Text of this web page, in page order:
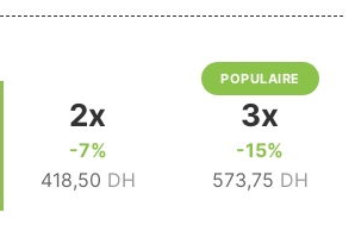
2x
-7%
418,50 DH
POPULAIRE
3x
-15%
573,75 DH